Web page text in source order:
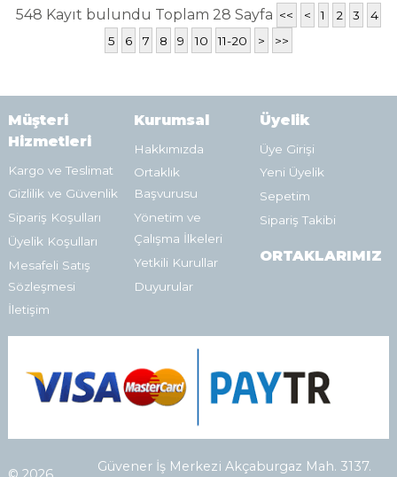
548 Kayıt bulundu Toplam 28 Sayfa << < 1 2 3
4
5
6 7 8 9 10 11-20 > >>
Müşteri
Hizmetleri
Kargo ve Teslimat
Gizlilik ve Güvenlik
Sipariş Koşulları
Üyelik Koşulları
Mesafeli Satış
Sözleşmesi
İletişim
Kurumsal
Hakkımızda
Ortaklık
Başvurusu
Yönetim ve
Çalışma İlkeleri
Yetkili Kurullar
Duyurular
Üyelik
Üye Girişi
Yeni Üyelik
Sepetim
Sipariş Takibi
ORTAKLARIMIZ
Güvener İş Merkezi Akçaburgaz Mah. 3137.